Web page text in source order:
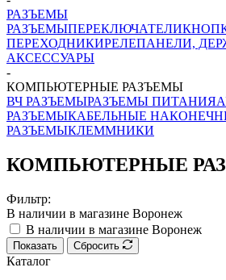
РАЗЪЕМЫ
РАЗЪЕМЫПЕРЕКЛЮЧАТЕЛИ
ПЕРЕХОДНИКИРЕЛЕПАНЕЛИ,
АКСЕССУАРЫ
-
КОМПЬЮТЕРНЫЕ РАЗЪЕМЫ
ВЧ РАЗЪЕМЫРАЗЪЕМЫ ПИТАНИЯ
РАЗЪЕМЫКАБЕЛЬНЫЕ
РАЗЪЕМЫКЛЕММНИКИ
КОМПЬЮТЕРНЫЕ
Фильтр:
В наличии в магазине Воронеж
В наличии в магазине Воронеж
Показать Сбросить
Каталог